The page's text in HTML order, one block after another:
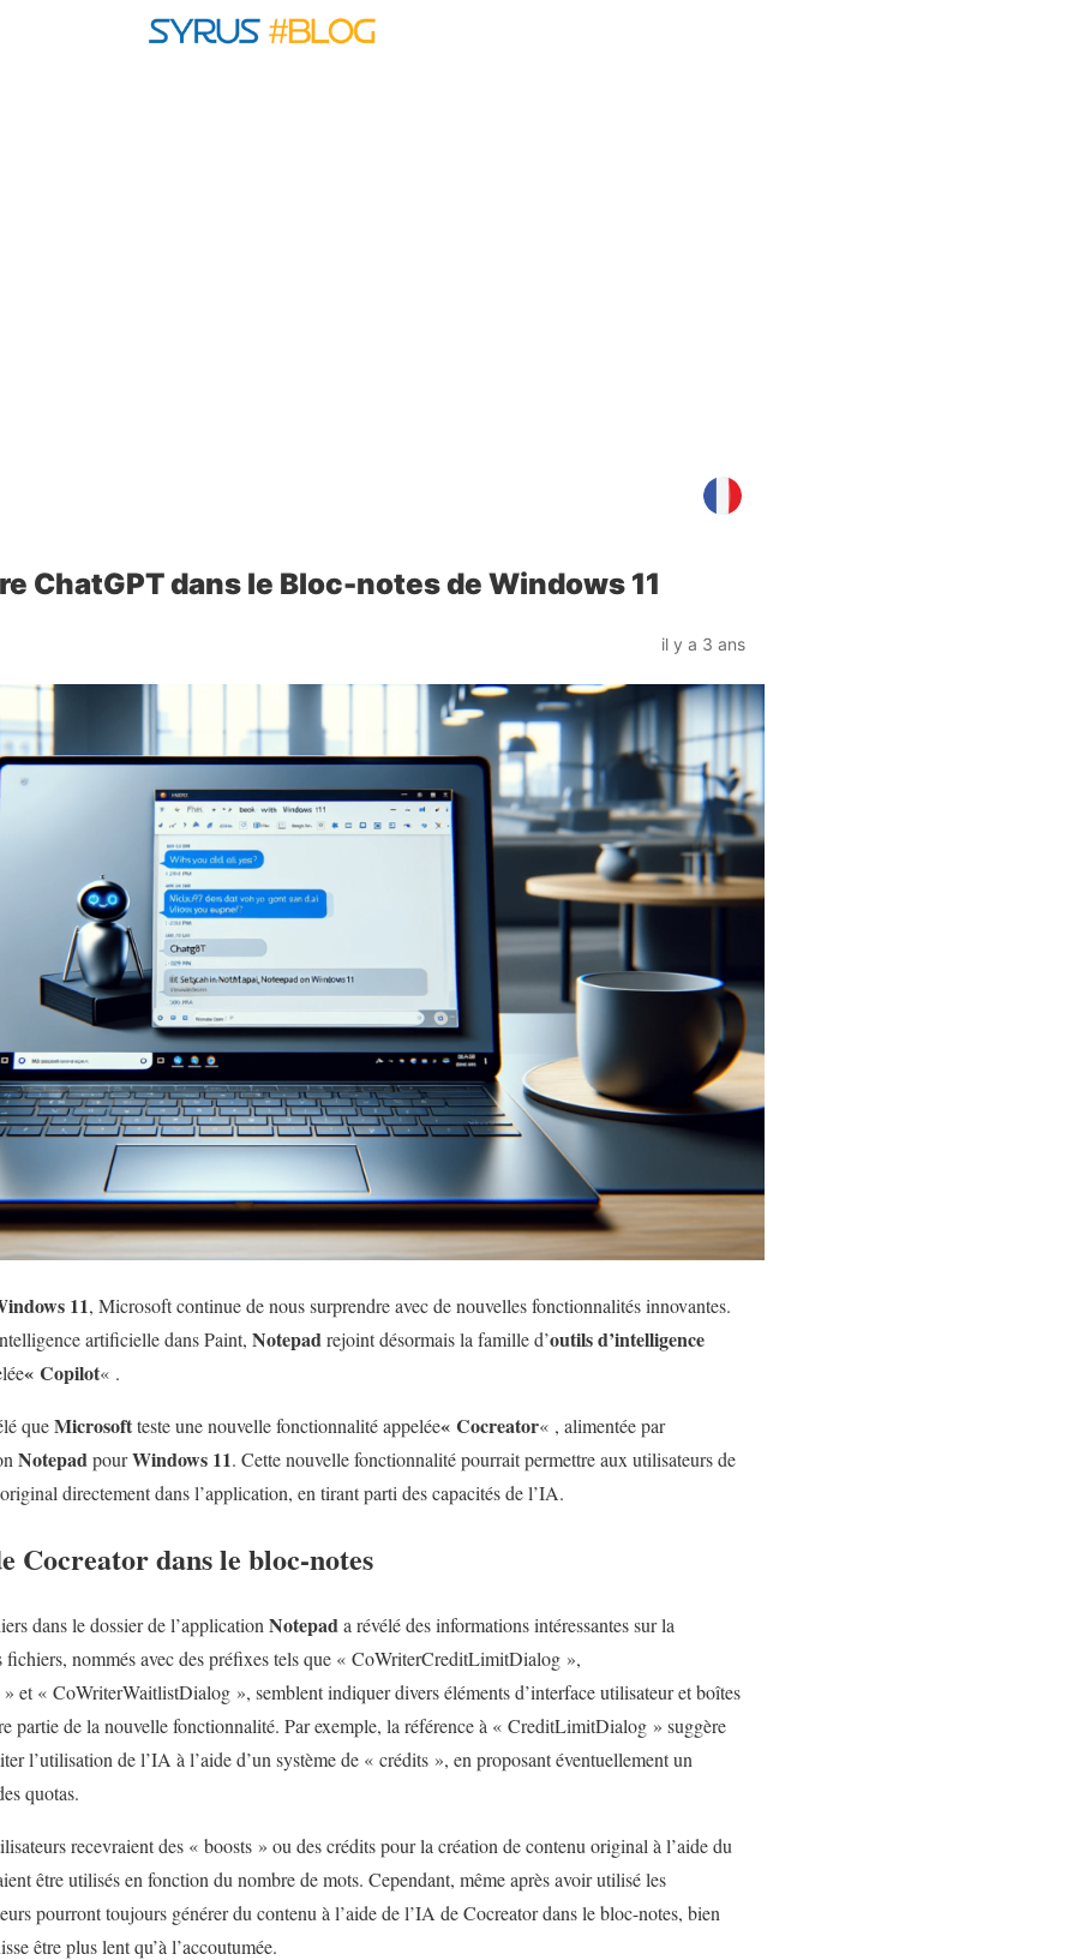
ChatGPT dans le Bloc-notes de Windows 11
il y a 3 ans
11, Microsoft continue de nous surprendre avec de nouvelles fonctionnalités innovantes.
artificielle dans Paint, Notepadrejoint désormais la famille d’outils d’intelligence
« Copilot« .
queMicrosoftteste une nouvelle fonctionnalité appelée« Cocreator« , alimentée par
NotepadpourWindows 11. Cette nouvelle fonctionnalité pourrait permettre aux utilisateurs de
directement dans l’application, en tirant parti des capacités de l’IA.
Cocreator dans le bloc-notes
dans le dossier de l’application Notepada révélé des informations intéressantes sur la
fichiers, nommés avec des préfixes tels que « CoWriterCreditLimitDialog »,
et « CoWriterWaitlistDialog », semblent indiquer divers éléments d’interface utilisateur et boîtes
partie de la nouvelle fonctionnalité. Par exemple, la référence à « CreditLimitDialog » suggère
l’utilisation de l’IA à l’aide d’un système de « crédits », en proposant éventuellement un
quotas.
recevraient des « boosts » ou des crédits pour la création de contenu original à l’aide du
être utilisés en fonction du nombre de mots. Cependant, même après avoir utilisé les
pourront toujours générer du contenu à l’aide de l’IA de Cocreator dans le bloc-notes, bien
être plus lent qu’à l’accoutumée.